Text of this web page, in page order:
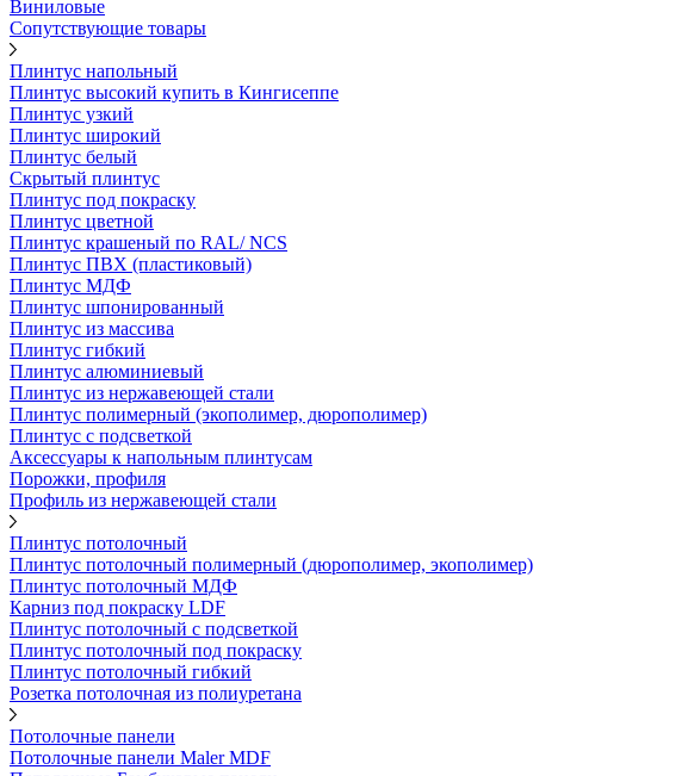
Виниловые
Сопутствующие товары
Плинтус напольный
Плинтус высокий купить в Кингисеппе
Плинтус узкий
Плинтус широкий
Плинтус белый
Скрытый плинтус
Плинтус под покраску
Плинтус цветной
Плинтус крашеный по RAL/ NCS
Плинтус ПВХ (пластиковый)
Плинтус МДФ
Плинтус шпонированный
Плинтус из массива
Плинтус гибкий
Плинтус алюминиевый
Плинтус из нержавеющей стали
Плинтус полимерный (экополимер, дюрополимер)
Плинтус с подсветкой
Аксессуары к напольным плинтусам
Порожки, профиля
Профиль из нержавеющей стали
Плинтус потолочный
Плинтус потолочный полимерный (дюрополимер, экополимер)
Плинтус потолочный МДФ
Карниз под покраску LDF
Плинтус потолочный с подсветкой
Плинтус потолочный под покраску
Плинтус потолочный гибкий
Розетка потолочная из полиуретана
Потолочные панели
Потолочные панели Maler MDF